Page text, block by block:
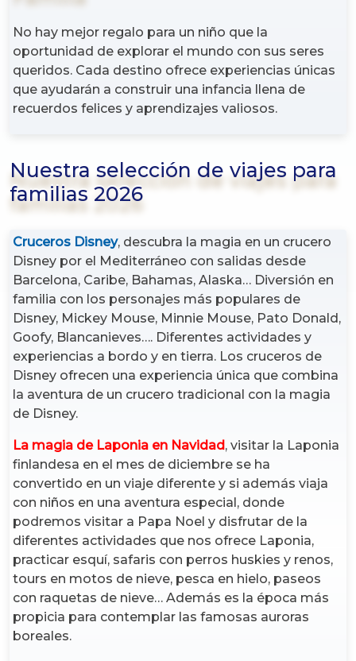
No hay mejor regalo para un niño que la
oportunidad de explorar el mundo con sus seres
queridos. Cada destino ofrece experiencias únicas
que ayudarán a construir una infancia llena de
recuerdos felices y aprendizajes valiosos.
Nuestra selección de viajes para
familias 2026
Cruceros Disney, descubra la magia en un crucero
Disney por el Mediterráneo con salidas desde
Barcelona, Caribe, Bahamas, Alaska… Diversión en
familia con los personajes más populares de
Disney, Mickey Mouse, Minnie Mouse, Pato Donald,
Goofy, Blancanieves…. Diferentes actividades y
experiencias a bordo y en tierra. Los cruceros de
Disney ofrecen una experiencia única que combina
la aventura de un crucero tradicional con la magia
de Disney.
La magia de Laponia en Navidad , visitar la Laponia
finlandesa en el mes de diciembre se ha
convertido en un viaje diferente y si además viaja
con niños en una aventura especial, donde
podremos visitar a Papa Noel y disfrutar de la
diferentes actividades que nos ofrece Laponia,
practicar esquí, safaris con perros huskies y renos,
tours en motos de nieve, pesca en hielo, paseos
con raquetas de nieve… Además es la época más
propicia para contemplar las famosas auroras
boreales.